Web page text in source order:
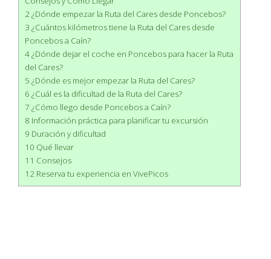
2 ¿Dónde empezar la Ruta del Cares desde Poncebos?
3 ¿Cuántos kilómetros tiene la Ruta del Cares desde
Poncebos a Caín?
4 ¿Dónde dejar el coche en Poncebos para hacer la Ruta
del Cares?
5 ¿Dónde es mejor empezar la Ruta del Cares?
6 ¿Cuál es la dificultad de la Ruta del Cares?
7 ¿Cómo llego desde Poncebos a Caín?
8 Información práctica para planificar tu excursión
9 Duración y dificultad
10 Qué llevar
11 Consejos
12 Reserva tu experiencia en VivePicos